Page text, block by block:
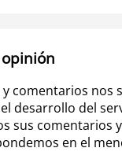
comentarios nos
desarrollo del
sus comentarios
en el